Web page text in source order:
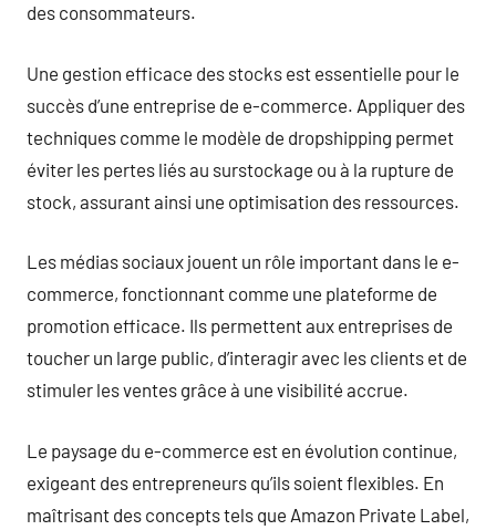
des consommateurs.
Une gestion efficace des stocks est essentielle pour le
succès d’une entreprise de e-commerce. Appliquer des
techniques comme le modèle de dropshipping permet
éviter les pertes liés au surstockage ou à la rupture de
stock, assurant ainsi une optimisation des ressources.
Les médias sociaux jouent un rôle important dans le e-
commerce, fonctionnant comme une plateforme de
promotion efficace. Ils permettent aux entreprises de
toucher un large public, d’interagir avec les clients et de
stimuler les ventes grâce à une visibilité accrue.
Le paysage du e-commerce est en évolution continue,
exigeant des entrepreneurs qu’ils soient flexibles. En
maîtrisant des concepts tels que Amazon Private Label,